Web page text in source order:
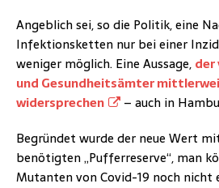
Angeblich sei, so die Politik, eine
Infektionsketten nur bei einer
weniger möglich. Eine Aussage, der
und Gesundheitsämter
widersprechen
– auch in
Begründet wurde der neue Wert
benötigten „Pufferreserve“, man
Mutanten von Covid-19 noch nicht